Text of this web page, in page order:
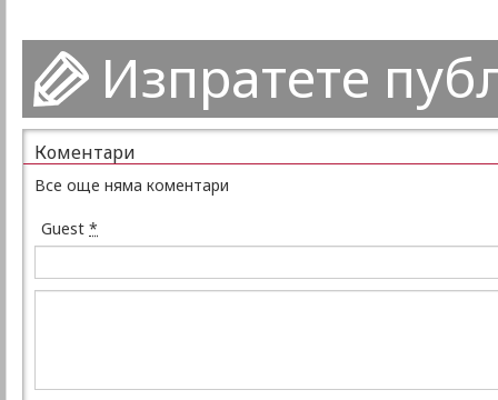
Изпратете
Коментари
Все още няма коментари
Guest *